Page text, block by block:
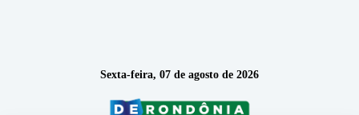
Sexta-feira, 07 de agosto de 2026